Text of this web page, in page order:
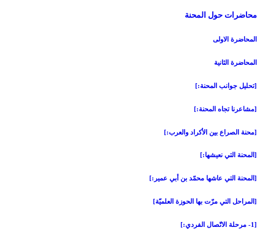
محاضرات حول المحنة
المحاضرة الاولى‏
المحاضرة الثانية
[تحليل جوانب المحنة:]
[مشاعرنا تجاه المحنة:]
[محنة الصراع بين الأكراد والعرب:]
[المحنة التي نعيشها:]
[المحنة التي عاشها محمّد بن أبي عمير:]
[المراحل التي مرّت بها الحوزة العلميّة]
[1- مرحلة الاتّصال الفردي:]